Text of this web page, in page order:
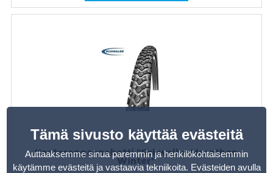
Nastarengaspaketti "Schwalbe Marathon
Winter"
Tämä sivusto käyttää evästeitä
Auttaaksemme sinua paremmin ja henkilökohtaisemmin
käytämme evästeitä ja vastaavia tekniikoita. Evästeiden avulla